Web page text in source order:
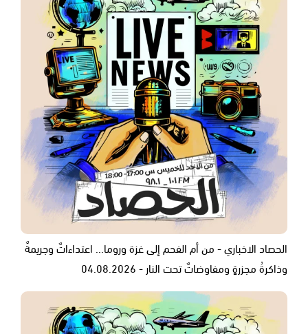
الحصاد الاخباري - من أم الفحم إلى غزة وروما... اعتداءاتٌ وجريمةٌ
وذاكرةُ مجزرةٍ ومفاوضاتٌ تحت النار - 04.08.2026